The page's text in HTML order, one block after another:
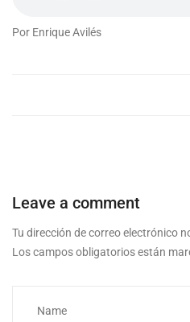
Por Enrique Avilés
Leave a comment
Tu dirección de correo electrónico
Los campos obligatorios están